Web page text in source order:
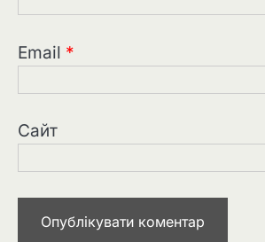
Email *
Сайт